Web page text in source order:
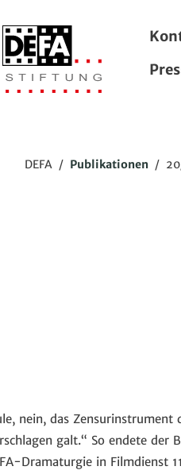
DEFA / Publikationen /
nein, das Zensurinstrument
galt.“ So endete der
Dramaturgie in Filmdienst